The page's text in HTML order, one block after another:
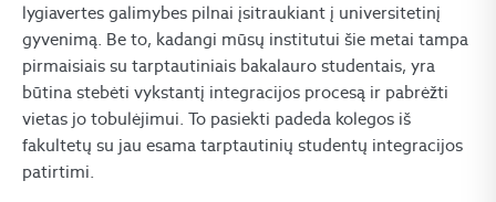
lygiavertes galimybes pilnai įsitraukiant į universitetinį
gyvenimą. Be to, kadangi mūsų institutui šie metai tampa
pirmaisiais su tarptautiniais bakalauro studentais, yra
būtina stebėti vykstantį integracijos procesą ir pabrėžti
vietas jo tobulėjimui. To pasiekti padeda kolegos iš
fakultetų su jau esama tarptautinių studentų integracijos
patirtimi.